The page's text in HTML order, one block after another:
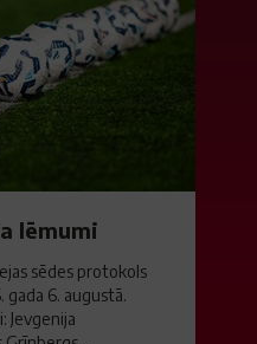
lēmumi
sēdes protokols
gada 6. augustā.
Jevgenija